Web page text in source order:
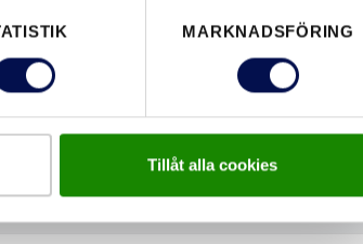
MARKNADSFÖRING
Tillåt alla cookies